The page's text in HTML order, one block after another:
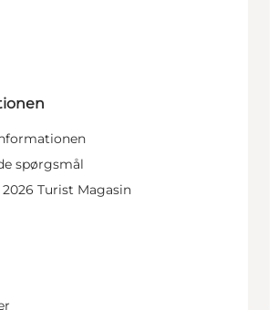
spørgsmål
Turist Magasin